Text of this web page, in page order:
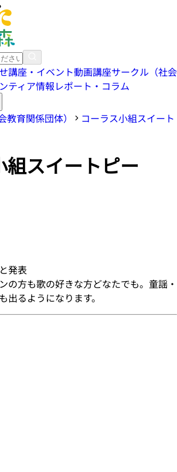
講座・イベント動画講座サークル（社会
ティア情報レポート・コラム
教育関係団体）
コーラス小組スイート
組スイートピー
発表
の方も歌の好きな方どなたでも。童謡・
出るようになります。